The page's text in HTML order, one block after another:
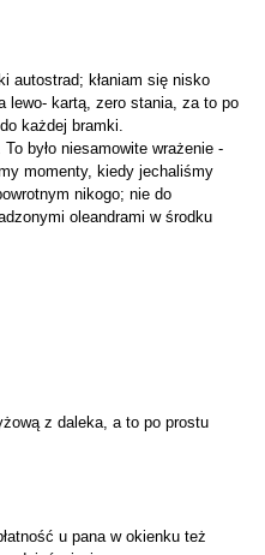
autostrad; kłaniam się nisko
lewo- kartą, zero stania, za to po
każdej bramki.
było niesamowite wrażenie -
momenty, kiedy jechaliśmy
nikogo; nie do
oleandrami w środku
z daleka, a to po prostu
u pana w okienku też